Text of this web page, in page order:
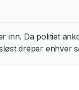
Da politiet
dreper enhver